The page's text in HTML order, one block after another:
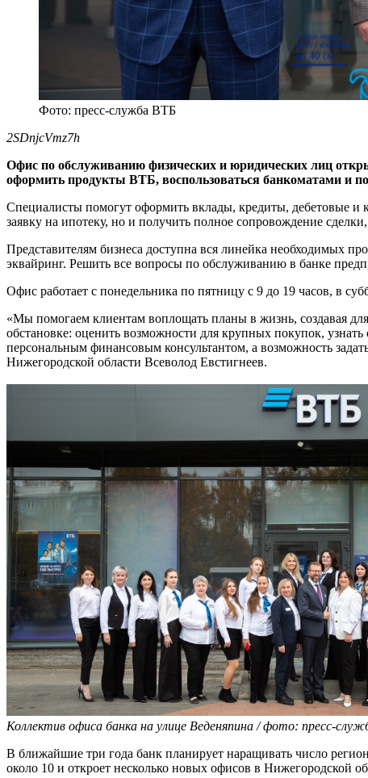
Фото: пресс-служба ВТБ
2SDnjcVmz7h
Офис по обслуживанию физических и юридических лиц
оформить продукты ВТБ, воспользоваться банкоматами и
Специалисты помогут оформить вклады, кредиты, дебетовые и
заявку на ипотеку, но и получить полное сопровождение
Представителям бизнеса доступна вся линейка необходимых
эквайринг. Решить все вопросы по обслуживанию в банке
Офис работает с понедельника по пятницу с 9 до 19 часов, в
«Мы помогаем клиентам воплощать планы в жизнь, создавая
обстановке: оценить возможности для крупных покупок,
персональным финансовым консультантом, а возможность
Нижегородской области Всеволод Евстигнеев.
Коллектив офиса банка на улице Веденяпина / фото: пресс-
В ближайшие три года банк планирует наращивать число
около 10 и откроет несколько новых офисов в Нижегородской